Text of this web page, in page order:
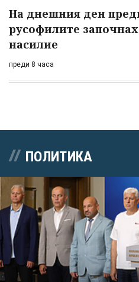
На днешния ден
русофилите
насилие
преди 8 часа
ПОЛИТИКА